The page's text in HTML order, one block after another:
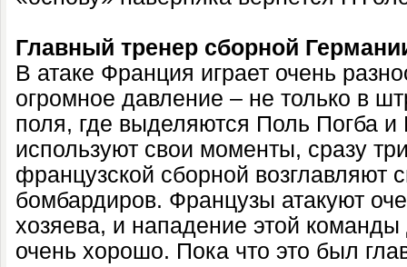
Главный тренер сборной
В атаке Франция играет очень
огромное давление – не только в
поля, где выделяются Поль Погба
используют свои моменты, сразу
французской сборной возглавляют
бомбардиров. Французы атакуют
хозяева, и нападение этой
очень хорошо. Пока что это был